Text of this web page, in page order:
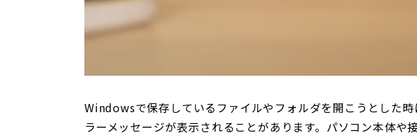
Windowsで保存しているファイルやフォルダを開こうとした
ラーメッセージが表示されることがあります。パソコン本体や